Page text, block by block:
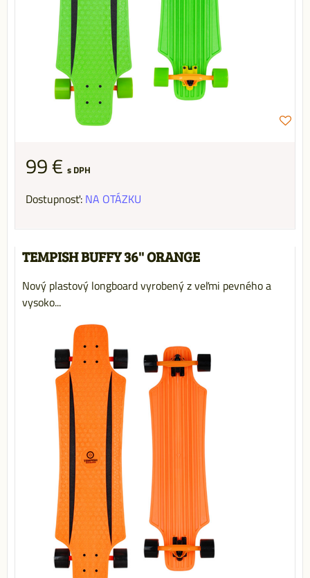
99 € s DPH
Dostupnosť: NA OTÁZKU
TEMPISH BUFFY 36'' ORANGE
Nový plastový longboard vyrobený z veľmi pevného a
vysoko...